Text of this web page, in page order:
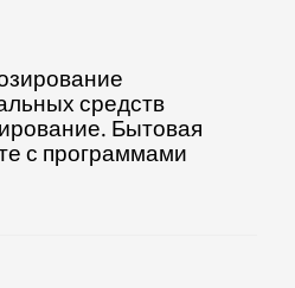
средств
Бытовая
с программами